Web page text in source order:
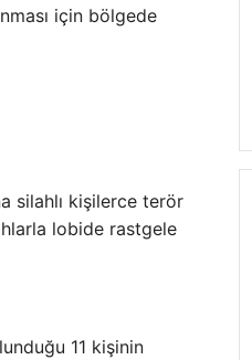
için bölgede
silahlı kişilerce terör
lobide rastgele
11 kişinin